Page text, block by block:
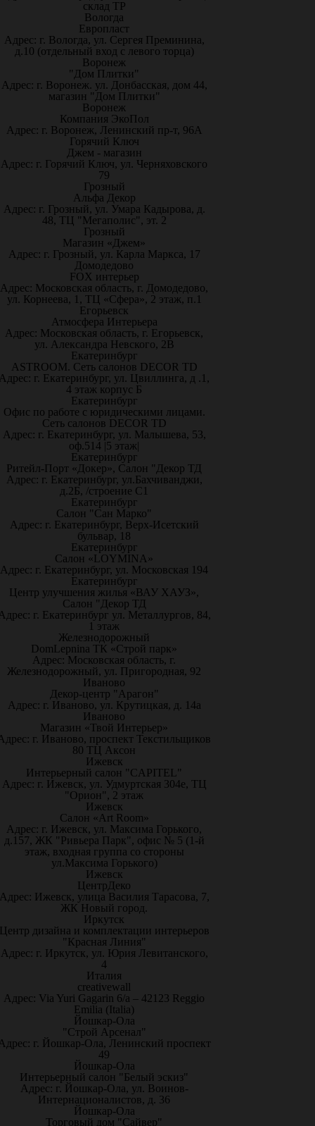
склад ТР
Вологда
Европласт
Адрес: г. Вологда, ул. Сергея Преминина,
д.10 (отдельный вход с левого торца)
Воронеж
"Дом Плитки"
Адрес: г. Воронеж. ул. Донбасская, дом 44,
магазин "Дом Плитки"
Воронеж
Компания ЭкоПол
Адрес: г. Воронеж, Ленинский пр-т, 96А
Горячий Ключ
Джем - магазин
Адрес: г. Горячий Ключ, ул. Черняховского
79
Грозный
Альфа Декор
Адрес: г. Грозный, ул. Умара Кадырова, д.
48, ТЦ "Мегаполис", эт. 2
Грозный
Магазин «Джем»
Адрес: г. Грозный, ул. Карла Маркса, 17
Домодедово
FOX интерьер
Адрес: Московская область, г. Домодедово,
ул. Корнеева, 1, ТЦ «Сфера», 2 этаж, п.1
Егорьевск
Атмосфера Интерьера
Адрес: Московская область, г. Егорьевск,
ул. Александра Невского, 2В
Екатеринбург
ASTROOM. Сеть салонов DECOR TD
г. Екатеринбург, ул. Цвиллинга, д .1,
4 этаж корпус Б
Екатеринбург
Офис по работе с юридическими лицами.
Сеть салонов DECOR TD
Адрес: г. Екатеринбург, ул. Малышева, 53,
оф.514 |5 этаж|
Екатеринбург
Ритейл-Порт «Докер», Салон "Декор ТД
Адрес: г. Екатеринбург, ул.Бахчиванджи,
д.2Б, /строение С1
Екатеринбург
Салон "Сан Марко"
Адрес: г. Екатеринбург, Верх-Исетский
бульвар, 18
Екатеринбург
Салон «LOYMINA»
Адрес: г. Екатеринбург, ул. Московская 194
Екатеринбург
Центр улучшения жилья «ВАУ ХАУЗ»,
Салон "Декор ТД
г. Екатеринбург ул. Металлургов, 84,
1 этаж
Железнодорожный
DomLepnina ТК «Строй парк»
Адрес: Московская область, г.
Железнодорожный, ул. Пригородная, 92
Иваново
Декор-центр "Арагон"
Адрес: г. Иваново, ул. Крутицкая, д. 14а
Иваново
Магазин «Твой Интерьер»
г. Иваново, проспект Текстильщиков
80 ТЦ Аксон
Ижевск
Интерьерный салон "CAPITEL"
Адрес: г. Ижевск, ул. Удмуртская 304е, ТЦ
"Орион", 2 этаж
Ижевск
Салон «Art Room»
Адрес: г. Ижевск, ул. Максима Горького,
д.157, ЖК "Ривьера Парк", офис № 5 (1-й
этаж, входная группа со стороны
ул.Максима Горького)
Ижевск
ЦентрДеко
Ижевск, улица Василия Тарасова, 7,
ЖК Новый город.
Иркутск
дизайна и комплектации интерьеров
"Красная Линия"
Адрес: г. Иркутск, ул. Юрия Левитанского,
4
Италия
creativewall
Адрес: Via Yuri Gagarin 6/a – 42123 Reggio
Emilia (Italia)
Йошкар-Ола
"Строй Арсенал"
г. Йошкар-Ола, Ленинский проспект
49
Йошкар-Ола
Интерьерный салон "Белый эскиз"
Адрес: г. Йошкар-Ола, ул. Воинов-
Интернационалистов, д. 36
Йошкар-Ола
Торговый дом "Сайвер"